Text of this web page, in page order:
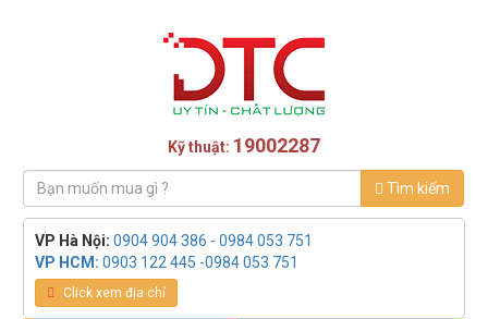
Kỹ thuật: 19002287
Tìm kiếm
VP Hà Nội:0904 904 386 - 0984 053 751
VP HCM:0903 122 445 -0984 053 751
Click xem địa chỉ